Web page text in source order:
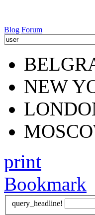
Blog Forum
NEW
print
Bookmark
query_headline!